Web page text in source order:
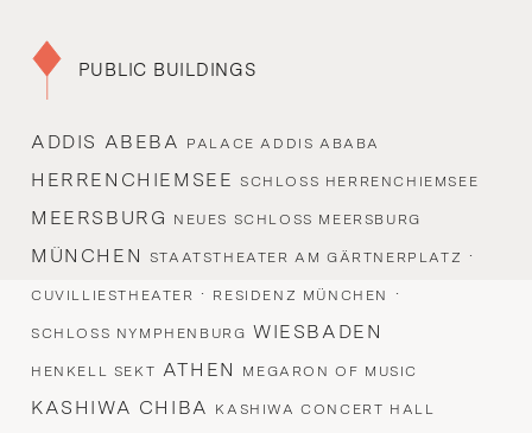
PUBLIC BUILDINGS
ADDIS ABEBA PALACE ADDIS ABABA
HERRENCHIEMSEESCHLOSS HERRENCHIEMSEE
MEERSBURG NEUES SCHLOSS MEERSBURG
MÜNCHEN STAATSTHEATER AM GÄRTNERPLATZ ·
CUVILLIESTHEATER · RESIDENZ MÜNCHEN ·
SCHLOSS NYMPHENBURG WIESBADEN
HENKELL SEKT ATHEN MEGARON OF MUSIC
KASHIWA CHIBA KASHIWA CONCERT HALL